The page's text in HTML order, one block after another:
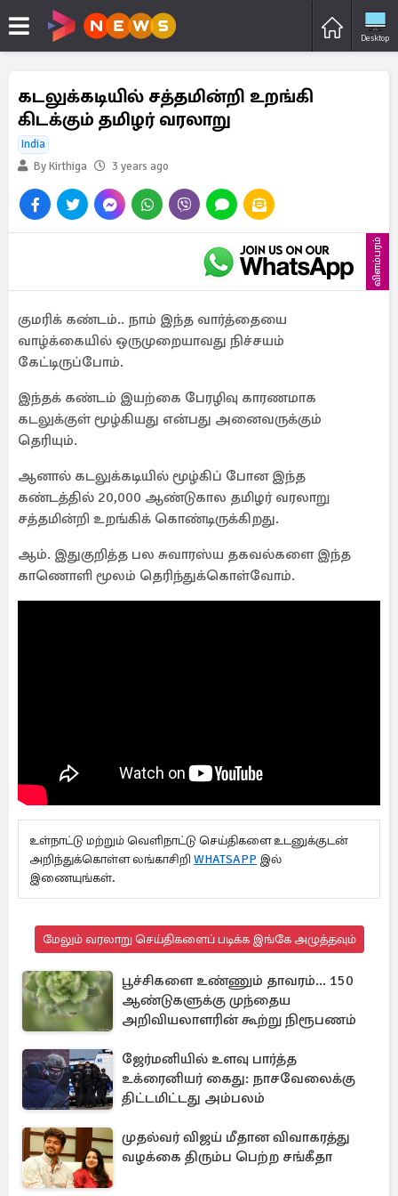
Desktop
கடலுக்கடியில் சத்தமின்றி உறங்கி
கிடக்கும் தமிழர் வரலாறு
India
By Kirthiga
3 years ago
விளம்பரம்
குமரிக் கண்டம்.. நாம் இந்த வார்த்தையை
வாழ்க்கையில் ஒருமுறையாவது நிச்சயம்
கேட்டிருப்போம்.
இந்தக் கண்டம் இயற்கை பேரழிவு காரணமாக
கடலுக்குள் மூழ்கியது என்பது அனைவருக்கும்
தெரியும்.
ஆனால் கடலுக்கடியில் மூழ்கிப் போன இந்த
கண்டத்தில் 20,000 ஆண்டுகால தமிழர் வரலாறு
சத்தமின்றி உறங்கிக் கொண்டிருக்கிறது.
ஆம். இதுகுறித்த பல சுவாரஸ்ய தகவல்களை இந்த
காணொளி மூலம் தெரிந்துக்கொள்வோம்.
உள்நாட்டு மற்றும் வெளிநாட்டு செய்திகளை உடனுக்குடன்
அறிந்துக்கொள்ள லங்காசிறி WHATSAPP இல்
இணையுங்கள்.
மேலும் வரலாறு செய்திகளைப் படிக்க இங்கே அழுத்தவும்
பூச்சிகளை உண்ணும் தாவரம்... 150
ஆண்டுகளுக்கு முந்தைய
அறிவியலாளரின் கூற்று நிரூபணம்
ஜேர்மனியில் உளவு பார்த்த
உக்ரைனியர் கைது: நாசவேலைக்கு
திட்டமிட்டது அம்பலம்
முதல்வர் விஜய் மீதான விவாகரத்து
வழக்கை திரும்ப பெற்ற சங்கீதா